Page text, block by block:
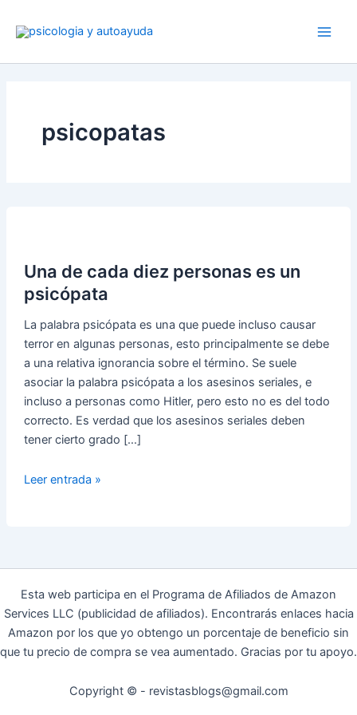
psicopatas
Una de cada diez personas es un
psicópata
La palabra psicópata es una que puede incluso causar
terror en algunas personas, esto principalmente se debe
a una relativa ignorancia sobre el término. Se suele
asociar la palabra psicópata a los asesinos seriales, e
incluso a personas como Hitler, pero esto no es del todo
correcto. Es verdad que los asesinos seriales deben
tener cierto grado […]
Una
un
psicópata
Leer entrada »
Esta web participa en el Programa de Afiliados de Amazon
Services LLC (publicidad de afiliados). Encontrarás enlaces hacia
Amazon por los que yo obtengo un porcentaje de beneficio sin
que tu precio de compra se vea aumentado. Gracias por tu apoyo.
Copyright © - revistasblogs@gmail.com